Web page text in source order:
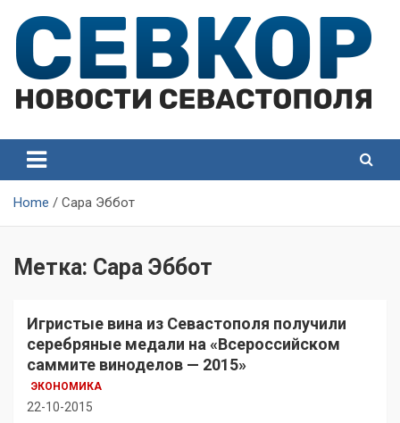
content
Севастополя
Севастополя
Home Сара Эббот
Метка: Сара Эббот
Игристые вина из Севастополя получили
серебряные медали на «Всероссийском
саммите виноделов — 2015»
ЭКОНОМИКА
22-10-2015